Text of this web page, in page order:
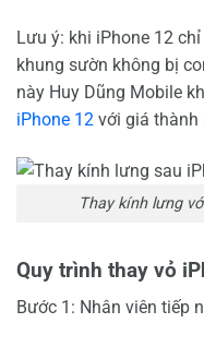
Lưu ý: khi iPhone 12
khung sườn không bị
này Huy Dũng Mobile
iPhone 12 với giá thành
Thay kính lưng
Quy trình thay vỏ
Bước 1: Nhân viên tiếp